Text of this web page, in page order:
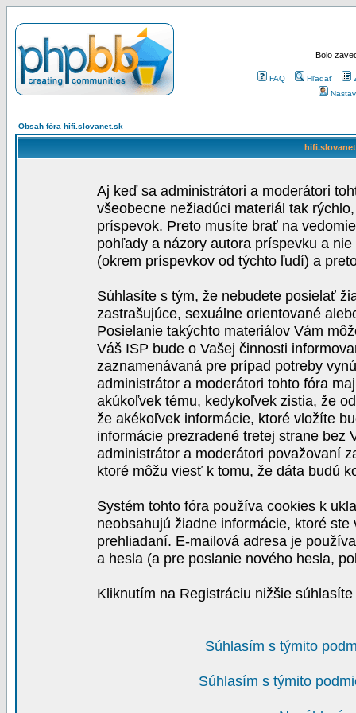
Bolo
FAQ Hľadať
Obsah fóra hifi.slovanet.sk
Aj keď sa administrátori a moderátori
všeobecne nežiadúci materiál tak
príspevok. Preto musíte brať na
pohľady a názory autora príspevku a
(okrem príspevkov od týchto ľudí) a
Súhlasíte s tým, že nebudete posielať
zastrašujúce, sexuálne orientované
Posielanie takýchto materiálov Vám
Váš ISP bude o Vašej činnosti
zaznamenávaná pre prípad potreby
administrátor a moderátori tohto fóra
akúkoľvek tému, kedykoľvek zistia, že
že akékoľvek informácie, ktoré vložíte
informácie prezradené tretej strane bez
administrátor a moderátori považovaní
ktoré môžu viesť k tomu, že dáta budú
Systém tohto fóra používa cookies k
neobsahujú žiadne informácie, ktoré
prehliadaní. E-mailová adresa je
a hesla (a pre poslanie nového hesla,
Kliknutím na Registráciu nižšie
Súhlasím s týmito
Súhlasím s týmito